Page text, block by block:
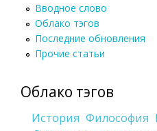
Вводное слово
Облако тэгов
Последние обновления
Прочие статьи
Облако тэгов
История Философия